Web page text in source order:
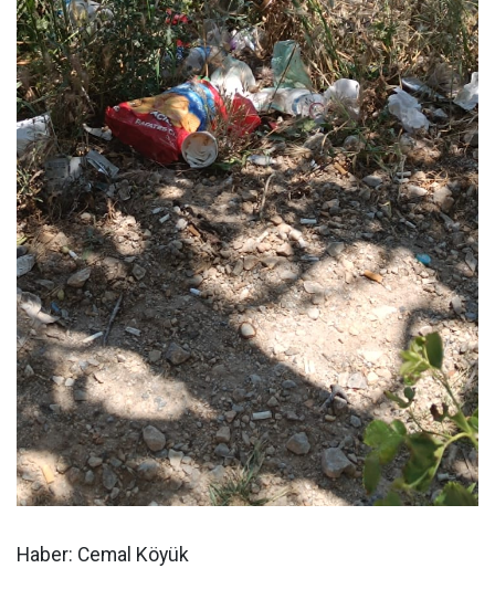
Haber: Cemal Köyük